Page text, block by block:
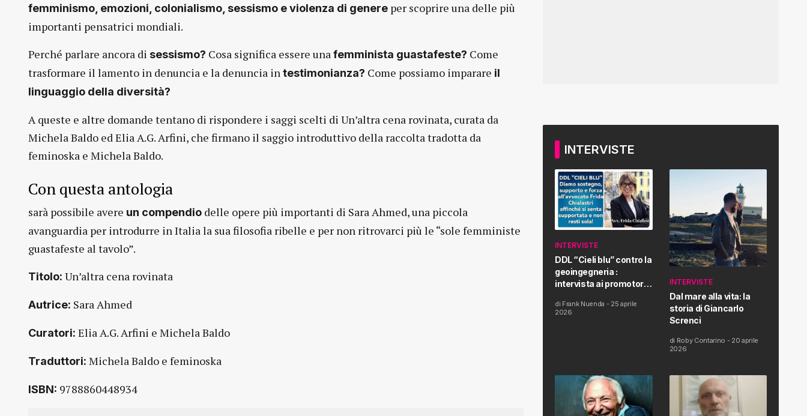
femminismo, emozioni, colonialismo, sessismo e violenza di genere per scoprire una delle più
importanti pensatrici mondiali.
Perché parlare ancora di sessismo? Cosa significa essere unafemminista guastafeste? Come
trasformare il lamento in denuncia e la denuncia intestimonianza? Come possiamo imparare il
linguaggio della diversità?
A queste e altre domande tentano di rispondere i saggi scelti di Un’altra cena rovinata, curata da
Michela Baldo ed Elia A.G. Arfini, che firmano il saggio introduttivo della raccolta tradotta da
feminoska e Michela Baldo.
Con questa antologia
sarà possibile avere un compendio delle opere più importanti di Sara Ahmed, una piccola
avanguardia per introdurre in Italia la sua filosofia ribelle e per non ritrovarci più le “sole femministe
guastafeste al tavolo”.
Titolo: Un’altra cena rovinata
Autrice: Sara Ahmed
Curatori: Elia A.G. Arfini e Michela Baldo
Traduttori: Michela Baldo e feminoska
ISBN: 9788860448934
INTERVISTE
INTERVISTE
DDL “Cieli blu” contro la
geoingegneria :
intervista ai promotori
Proposta di Legge
di Frank Nuenda - 25 aprile
2026
INTERVISTE
Dal mare alla vita: la
storia di Giancarlo
Screnci
di Roby Contarino - 20 aprile
2026